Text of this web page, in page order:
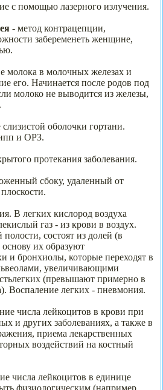
с помощью лазерного излучения.
- метод контрацепции,
забеременеть женщине,
молока в молочных железах и
его. Начинается после родов под
молоко не выводится из железы,
оболочки гортани.
и ОРЗ.
протекания заболевания.
сбоку, удаленный от
В легких кислород воздуха
газ - из крови в воздух.
состоят из долей (в
их образуют
и бронхиолы, которые переходят в
увеличивающими
(превышают примерно в
Воспаление легких - пневмония.
числа лейкоцитов в крови при
и других заболеваниях, а также в
приема лекарственных
воздействий на костный
числа лейкоцитов в единице
физиологическим (например,